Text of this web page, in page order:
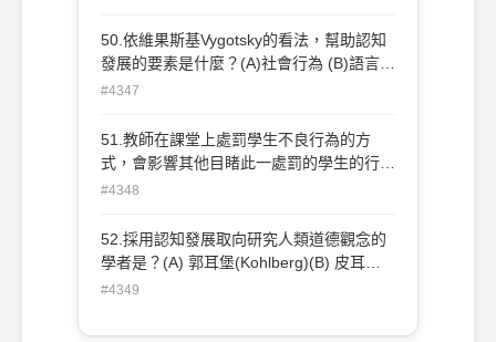
50.依維果斯基Vygotsky的看法，幫助認知
發展的要素是什麼？(A)社會行為 (B)語言
(C)情緒發展 (D)記憶
#4347
51.教師在課堂上處罰學生不良行為的方
式，會影響其他目睹此一處罰的學生的行
為，此種現象一般稱為(A)比馬龍效應 (B)漣
#4348
52.採用認知發展取向研究人類道德觀念的
學者是？(A) 郭耳堡(Kohlberg)(B) 皮耳遜
(Pearson)(C) 艾瑞克遜(Erikson)(D) 弗洛依
#4349